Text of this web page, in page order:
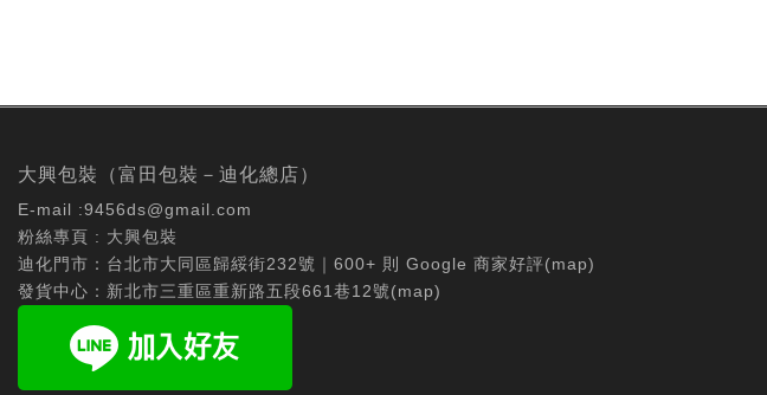
大興包裝（富田包裝－迪化總店）
E-mail :9456ds@gmail.com
粉絲專頁 : 大興包裝
迪化門市：台北市大同區歸綏街232號｜600+ 則 Google 商家好評(map)
發貨中心：新北市三重區重新路五段661巷12號(map)